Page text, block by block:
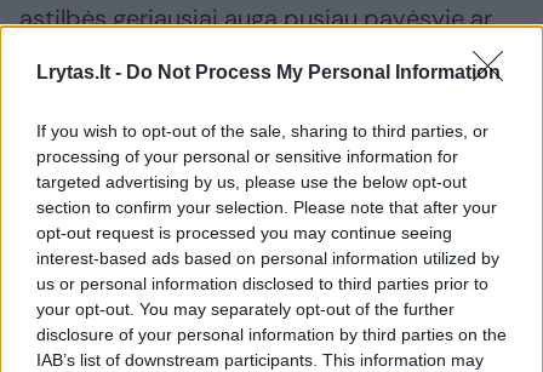
Lrytas.lt - Do Not Process My Personal Information
If you wish to opt-out of the sale, sharing to third parties, or
processing of your personal or sensitive information for
targeted advertising by us, please use the below opt-out
section to confirm your selection. Please note that after your
opt-out request is processed you may continue seeing
interest-based ads based on personal information utilized by
us or personal information disclosed to third parties prior to
your opt-out. You may separately opt-out of the further
disclosure of your personal information by third parties on the
IAB’s list of downstream participants. This information may
astilbės geriausiai auga pusiau pavėsyje ar
pavėsyje, derlingame, humusingame, drėgmę
sulaikančiame dirvožemyje: „Drėgmė –
vienas iš svarbiausių veiksnių jų sėkmingam
augimui ir žydėjimui. Pasodintos saulėtoje,
sausoje vietoje, astilbės skursta, jų lapai
apdega, žiedynai menkesni. Dėl šios
priežasties astilbės laikomos tipiškais
ūksminių gėlynų augalais“.